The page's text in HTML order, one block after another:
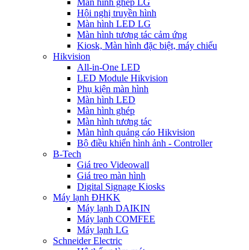
Màn hình ghép LG
Hội nghị truyền hình
Màn hình LED LG
Màn hình tương tác cảm ứng
Kiosk, Màn hình đặc biệt, máy chiếu
Hikvision
All-in-One LED
LED Module Hikvision
Phụ kiện màn hình
Màn hình LED
Màn hình ghép
Màn hình tương tác
Màn hình quảng cáo Hikvision
Bộ điều khiển hình ảnh - Controller
B-Tech
Giá treo Videowall
Giá treo màn hình
Digital Signage Kiosks
Máy lạnh ĐHKK
Máy lạnh DAIKIN
Máy lạnh COMFEE
Máy lạnh LG
Schneider Electric